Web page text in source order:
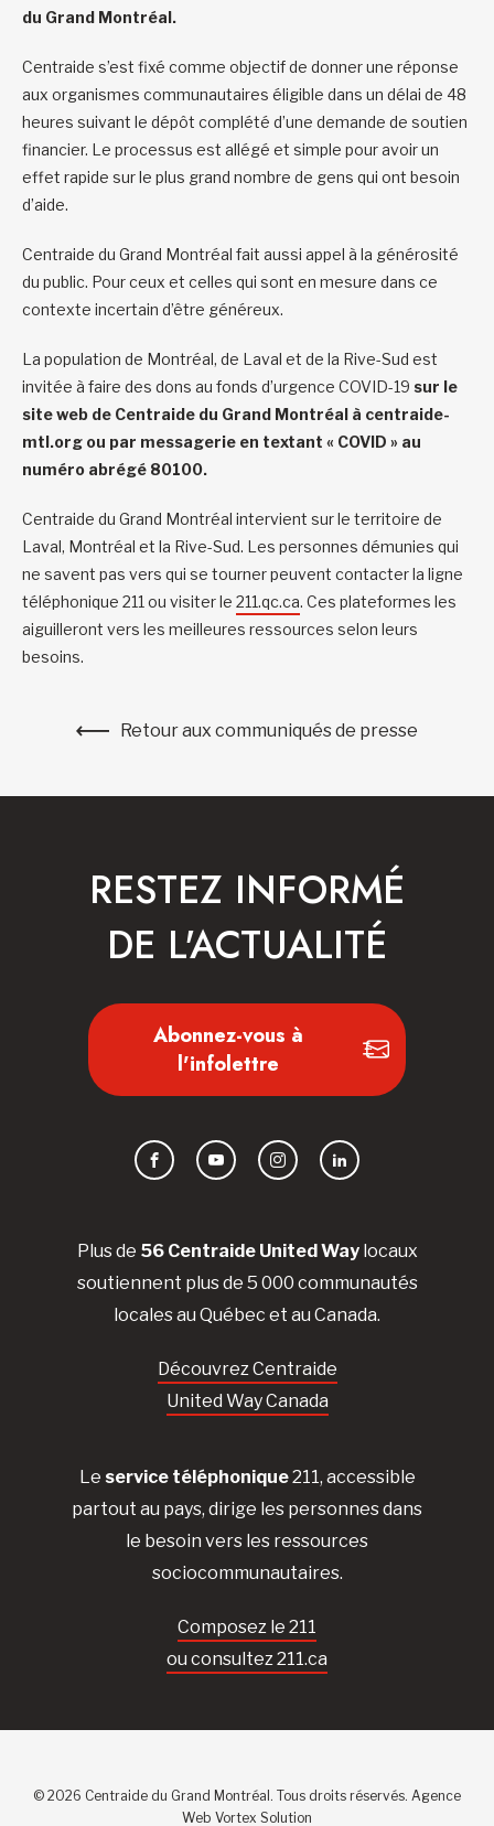
du Grand Montréal.
Centraide s’est fixé comme objectif de donner une réponse
aux organismes communautaires éligible dans un délai de 48
heures suivant le dépôt complété d’une demande de soutien
financier. Le processus est allégé et simple pour avoir un
effet rapide sur le plus grand nombre de gens qui ont besoin
d’aide.
Centraide du Grand Montréal fait aussi appel à la générosité
du public. Pour ceux et celles qui sont en mesure dans ce
contexte incertain d’être généreux.
La population de Montréal, de Laval et de la Rive-Sud est
invitée à faire des dons au fonds d’urgence COVID-19 sur le
site web de Centraide du Grand Montréal à centraide-
mtl.org ou par messagerie en textant « COVID » au
numéro abrégé 80100.
Centraide du Grand Montréal intervient sur le territoire de
Laval, Montréal et la Rive-Sud. Les personnes démunies qui
ne savent pas vers qui se tourner peuvent contacter la ligne
téléphonique 211 ou visiter le 211.qc.ca. Ces plateformes les
aiguilleront vers les meilleures ressources selon leurs
besoins.
Retour aux communiqués de presse
Plus de 56 Centraide United Waylocaux
soutiennent plus de 5 000 communautés
locales au Québec et au Canada.
Découvrez Centraide
United Way Canada
Le service téléphonique211, accessible
partout au pays, dirige les personnes dans
le besoin vers les ressources
sociocommunautaires.
Composez le 211
ou consultez 211.ca
RESTEZ INFORMÉ
DE L'ACTUALITÉ
Abonnez-vous à
l'infolettre
FacebookYouTubeInstagramLinkedIn
© 2026 Centraide du Grand Montréal. Tous droits réservés. Agence
Web Vortex Solution